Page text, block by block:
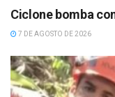
Ciclone bomba
7 DE AGOSTO DE 2026